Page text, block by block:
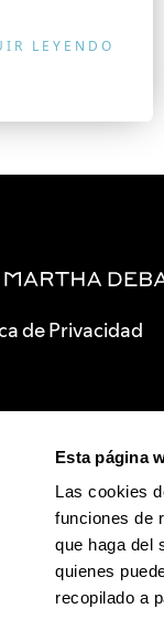
Esta página
Las cookies
funciones de
que haga del
quienes
recopilado a
LEYENDO
de Privacidad